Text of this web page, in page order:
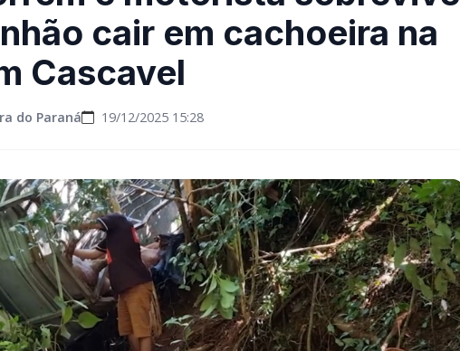
cair em cachoeira na
Cascavel
do Paraná 19/12/2025 15:28